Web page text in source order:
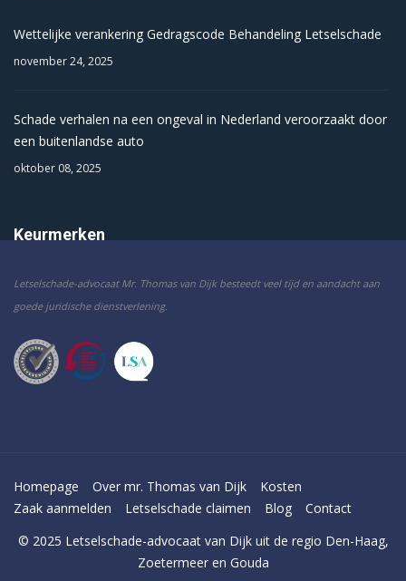
Wettelijke verankering Gedragscode Behandeling Letselschade
november 24, 2025
Schade verhalen na een ongeval in Nederland veroorzaakt door
een buitenlandse auto
oktober 08, 2025
Keurmerken
Letselschade-advocaat Mr. Thomas van Dijk besteedt veel tijd en aandacht aan
goede juridische dienstverlening.
Homepage Over mr. Thomas van Dijk
Kosten
Zaak aanmelden
Letselschade claimen Blog
Contact
© 2025 Letselschade-advocaat van Dijk uit de regio Den-Haag,
Zoetermeer en Gouda